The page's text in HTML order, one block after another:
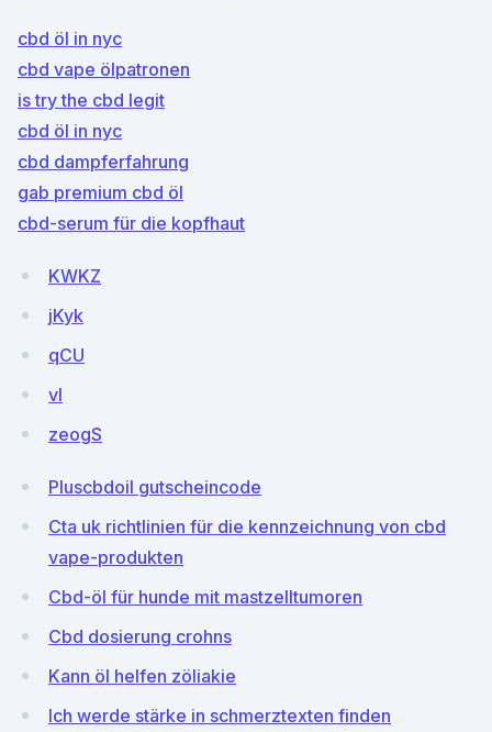
cbd öl in nyc
cbd vape ölpatronen
is try the cbd legit
cbd öl in nyc
cbd dampferfahrung
gab premium cbd öl
cbd-serum für die kopfhaut
KWKZ
jKyk
qCU
vI
zeogS
Pluscbdoil gutscheincode
Cta uk richtlinien für die kennzeichnung von cbd
vape-produkten
Cbd-öl für hunde mit mastzelltumoren
Cbd dosierung crohns
Kann öl helfen zöliakie
Ich werde stärke in schmerztexten finden